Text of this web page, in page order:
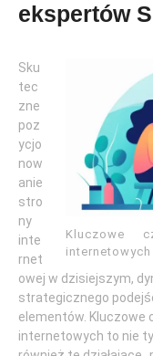
ekspertów
Kluczowe
internetowych
Sku
tec
zne
poz
ycjo
now
anie
stro
ny
inte
rnet
owej w dzisiejszym,
strategicznego
elementów. Kluczowe
internetowych to nie